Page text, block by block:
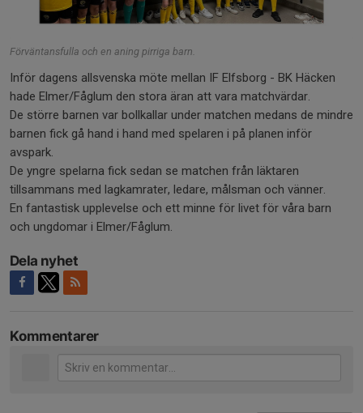
Förväntansfulla och en aning pirriga barn.
Inför dagens allsvenska möte mellan IF Elfsborg - BK Häcken
hade Elmer/Fåglum den stora äran att vara matchvärdar.
De större barnen var bollkallar under matchen medans de mindre
barnen fick gå hand i hand med spelaren i på planen inför
avspark.
De yngre spelarna fick sedan se matchen från läktaren
tillsammans med lagkamrater, ledare, målsman och vänner.
En fantastisk upplevelse och ett minne för livet för våra barn
och ungdomar i Elmer/Fåglum.
Dela nyhet
Kommentarer